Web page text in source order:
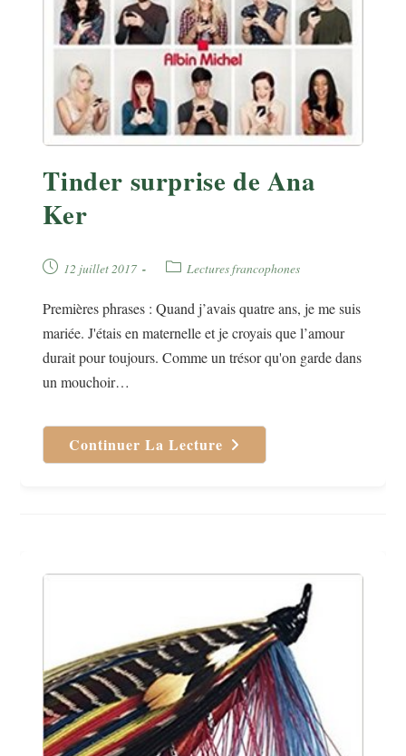
Tinder surprise de Ana
Ker
Publication
12 juillet 2017
Post Lectures francophones
Premières phrases : Quand j’avais quatre ans, je me suis
mariée. J'étais en maternelle et je croyais que l’amour
durait pour toujours. Comme un trésor qu'on garde dans
un mouchoir…
Continuer La Lecture Tinder
Surprise
De